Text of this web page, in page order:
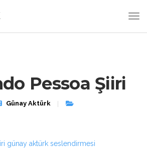
Pessoa Şiiri
Günay Aktürk
için